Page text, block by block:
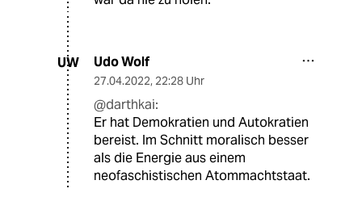
UW Udo Wolf
27.04.2022, 22:28 Uhr
@darthkai:
Er hat Demokratien und Autokratien
bereist. Im Schnitt moralisch besser
als die Energie aus einem
neofaschistischen Atommachtstaat.